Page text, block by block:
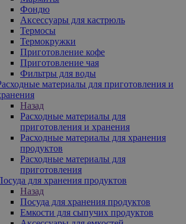
Фондю
Аксессуары для кастрюль
Термосы
Термокружки
Приготовление кофе
Приготовление чая
Фильтры для воды
материалы для приготовления и
Назад
Расходные материалы для
приготовления и хранения
Расходные материалы для хранения
продуктов
Расходные материалы для
приготовления
для хранения продуктов
Назад
Посуда для хранения продуктов
Емкости для сыпучих продуктов